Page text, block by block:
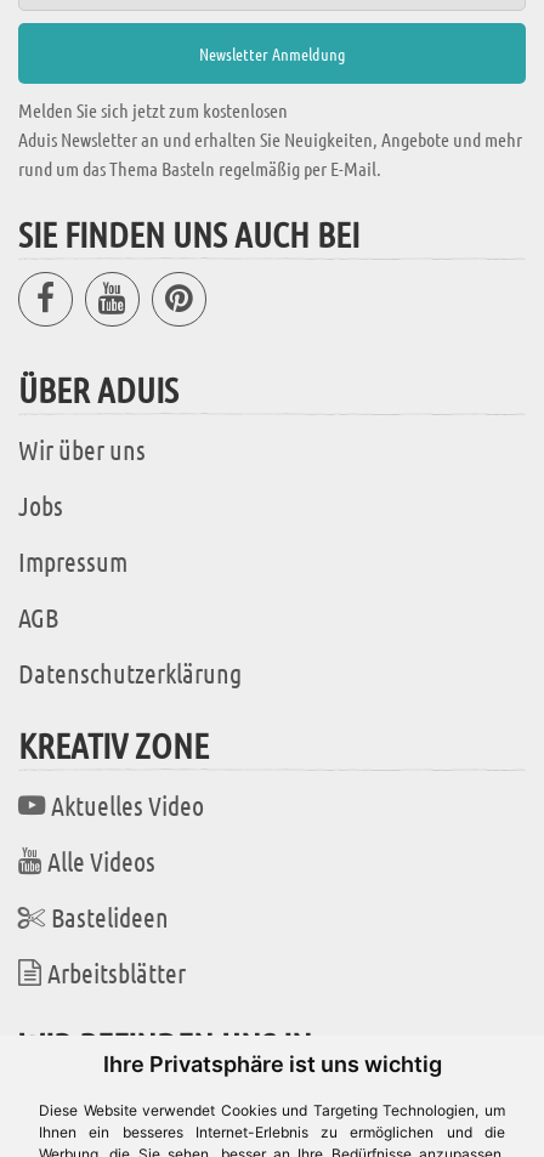
Ihre Privatsphäre ist uns wichtig
Diese Website verwendet Cookies und Targeting Technologien, um
Ihnen ein besseres Internet-Erlebnis zu ermöglichen und die
Melden Sie sich jetzt zum kostenlosen
Aduis Newsletter an und erhalten Sie Neuigkeiten, Angebote und mehr
rund um das Thema Basteln regelmäßig per E-Mail.
SIE FINDEN UNS AUCH BEI
ÜBER ADUIS
Wir über uns
Jobs
Impressum
AGB
Datenschutzerklärung
KREATIV ZONE
Aktuelles Video
Alle Videos
Bastelideen
Arbeitsblätter
WIR BEFINDEN UNS IN